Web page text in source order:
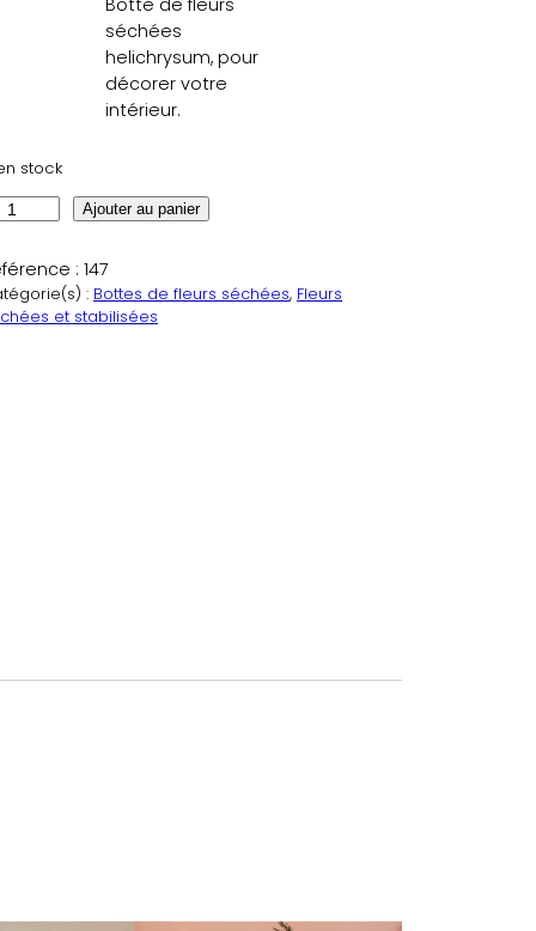
Botte de fleurs
séchées
helichrysum, pour
décorer votre
intérieur.
stock
Ajouter au panier
: 147
: Bottes de fleurs séchées, Fleurs
et stabilisées